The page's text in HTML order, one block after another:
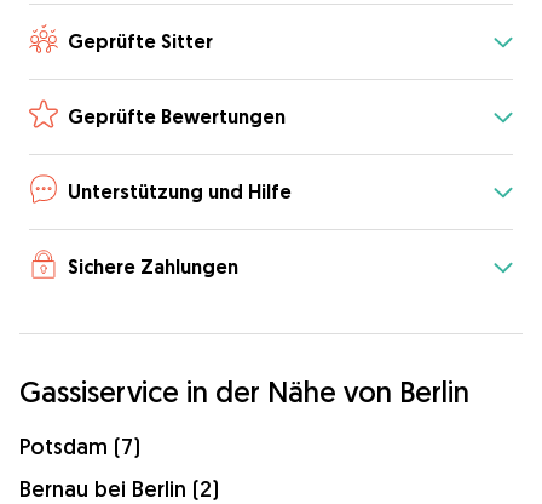
Geprüfte Sitter
Geprüfte Bewertungen
Unterstützung und Hilfe
Sichere Zahlungen
Gassiservice in der Nähe von Berlin
Potsdam (7)
Bernau bei Berlin (2)